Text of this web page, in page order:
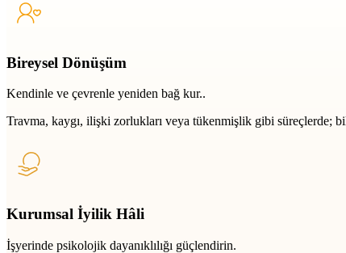
Bireysel Dönüşüm
Kendinle ve çevrenle yeniden bağ kur..
Travma, kaygı, ilişki zorlukları veya tükenmişlik gibi süreçlerde;
Kurumsal İyilik Hâli
İşyerinde psikolojik dayanıklılığı güçlendirin.